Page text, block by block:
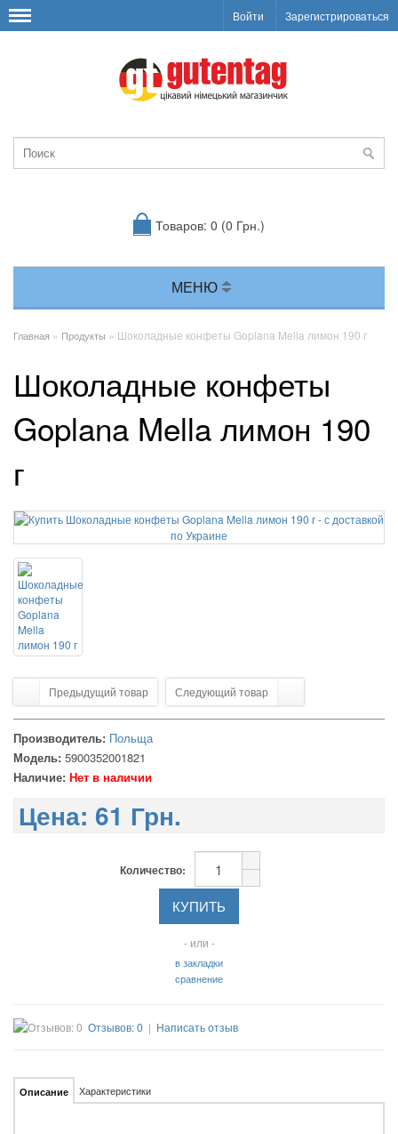
Войти Зарегистрироваться
Товаров: 0 (0 Грн.)
МЕНЮ
Главная » Продукты » Шоколадные конфеты Goplana Mella лимон 190 г
Шоколадные конфеты
Goplana Mella лимон 190
г
Предыдущий товар Следующий товар
Производитель: Польща
Модель: 5900352001821
Наличие: Нет в наличии
Цена: 61 Грн.
Количество:
- или -
в закладки
сравнение
Отзывов: 0 | Написать отзыв
Описание Характеристики